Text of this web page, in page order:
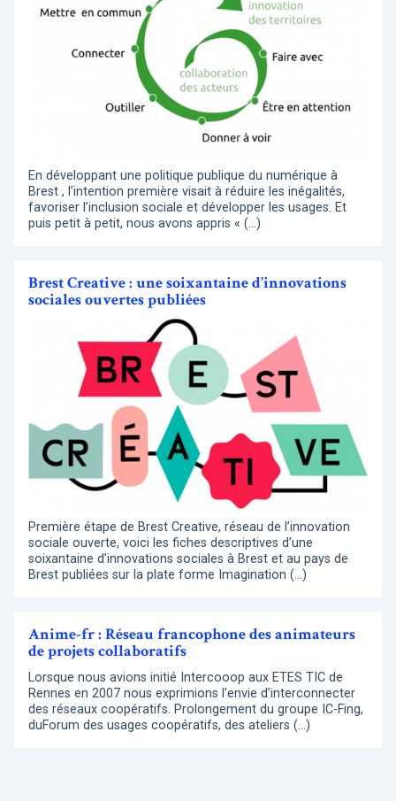
En développant une politique publique du numérique à
Brest , l’intention première visait à réduire les inégalités,
favoriser l’inclusion sociale et développer les usages. Et
puis petit à petit, nous avons appris « (…)
Brest Creative : une soixantaine d’innovations
sociales ouvertes publiées
Première étape de Brest Creative, réseau de l’innovation
sociale ouverte, voici les fiches descriptives d’une
soixantaine d’innovations sociales à Brest et au pays de
Brest publiées sur la plate forme Imagination (…)
Anime-fr : Réseau francophone des animateurs
de projets collaboratifs
Lorsque nous avions initié Intercooop aux ETES TIC de
Rennes en 2007 nous exprimions l’envie d’interconnecter
des réseaux coopératifs. Prolongement du groupe IC-Fing,
duForum des usages coopératifs, des ateliers (…)